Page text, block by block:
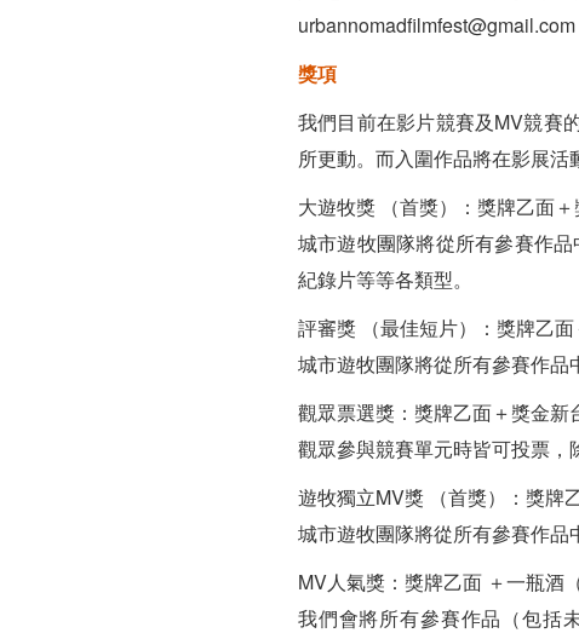
urbannomadfilmfest@gmail.com
獎項
我們目前在影片競賽及MV競賽
所更動。而入圍作品將在影展活
大遊牧獎 （首獎）：獎牌乙面
城市遊牧團隊將從所有參賽作
紀錄片等等各類型。
評審獎 （最佳短片）：獎牌乙
城市遊牧團隊將從所有參賽作品
觀眾票選獎：獎牌乙面＋獎金新
觀眾參與競賽單元時皆可投票，
遊牧獨立MV獎 （首獎）：獎牌
城市遊牧團隊將從所有參賽作品
MV人氣獎：獎牌乙面 ＋一瓶酒
我們會將所有參賽作品（包括